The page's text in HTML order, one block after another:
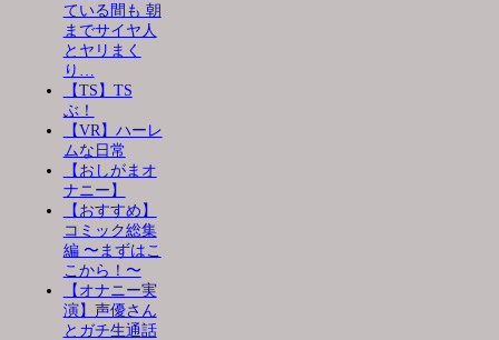
ている間も 朝
までサイヤ人
とヤリまく
り…
【TS】TS
ぶ！
【VR】ハーレ
ムな日常
【おしがまオ
ナニー】
【おすすめ】
コミック総集
編 〜まずはこ
こから！〜
【オナニー実
演】声優さん
とガチ生通話